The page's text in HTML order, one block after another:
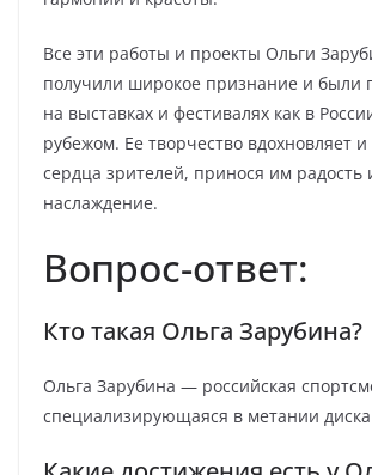
Все эти работы и проекты Ольги
получили широкое признание и были
на выставках и фестивалях как в
рубежом. Ее творчество вдохновляет и
сердца зрителей, принося им радость
наслаждение.
Вопрос-ответ:
Кто такая Ольга Зарубина?
Ольга Зарубина — российская
специализирующаяся в метании